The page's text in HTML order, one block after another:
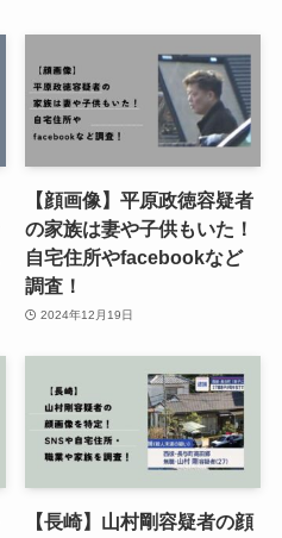
【顔画像】平原政徳容疑者
の家族は妻や子供もいた！
自宅住所やfacebookなど
調査！
2024年12月19日
【長崎】山村剛容疑者の顔